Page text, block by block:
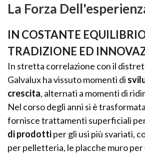
La Forza
IN COSTANTE
TRADIZIONE ED
In stretta correlazione con il
Galvalux ha vissuto momenti di
crescita, alternati a momenti di
Nel corso degli anni si è
fornisce trattamenti superficiali
di prodottiper gli usi più svariati,
per pelletteria, le placche muro per